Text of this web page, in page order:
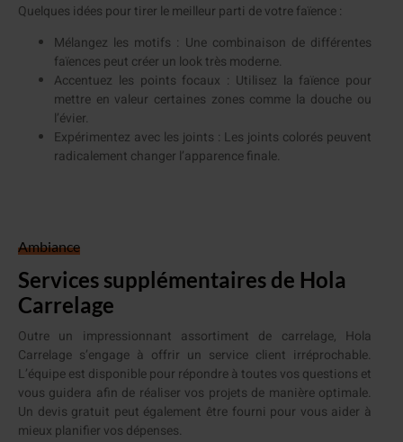
Quelques idées pour tirer le meilleur parti de votre faïence :
Mélangez les motifs : Une combinaison de différentes
faïences peut créer un look très moderne.
Accentuez les points focaux : Utilisez la faïence pour
mettre en valeur certaines zones comme la douche ou
l’évier.
Expérimentez avec les joints : Les joints colorés peuvent
radicalement changer l’apparence finale.
Ambiance
Services supplémentaires de Hola
Carrelage
Outre un impressionnant assortiment de carrelage, Hola
Carrelage s’engage à offrir un service client irréprochable.
L’équipe est disponible pour répondre à toutes vos questions et
vous guidera afin de réaliser vos projets de manière optimale.
Un devis gratuit peut également être fourni pour vous aider à
mieux planifier vos dépenses.